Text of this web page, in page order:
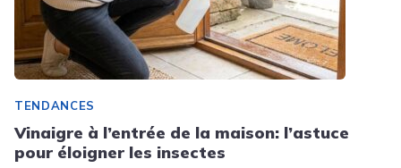
TENDANCES
Vinaigre à l’entrée de la maison: l’astuce
pour éloigner les insectes